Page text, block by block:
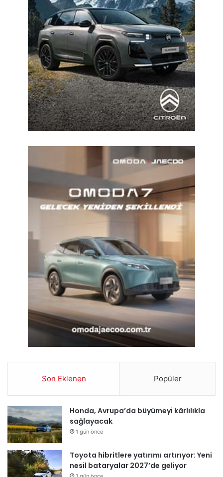
Son Eklenen Popüler
Honda, Avrupa’da büyümeyi kârlılıkla
sağlayacak
1 gün önce
Toyota hibritlere yatırımı artırıyor: Yeni
nesil bataryalar 2027’de geliyor